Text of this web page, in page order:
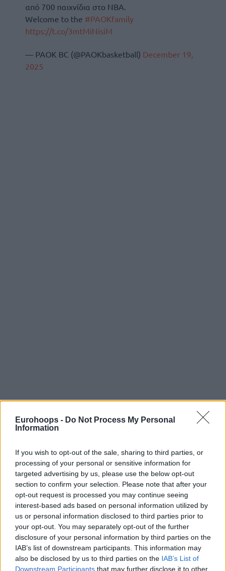
Eurohoops - Do Not Process My Personal
Information
If you wish to opt-out of the sale, sharing to third parties, or
processing of your personal or sensitive information for
targeted advertising by us, please use the below opt-out
section to confirm your selection. Please note that after your
opt-out request is processed you may continue seeing
interest-based ads based on personal information utilized by
us or personal information disclosed to third parties prior to
your opt-out. You may separately opt-out of the further
disclosure of your personal information by third parties on the
IAB’s list of downstream participants. This information may
also be disclosed by us to third parties on the IAB’s List of
Downstream Participants that may further disclose it to other
από 700 παιχνίδια στο ΝΒΑ.
Welcome to the #PAOKfamily
https://t.co/3mtMiNisiM
— PAOK BC (@PAOKbasketball) December 19,
2025
Η ανακοίνωση του ΠΑΟΚ:
Beverley, ο οποίος θα ενισχύσει την προσπάθεια της ομάδας
μας μέχρι το τέλος της αγωνιστικής περιόδου 2025-26.
Καλωσορίζουμε στη μεγάλη οικογένεια του ΠΑΟΚ έναν πολύ
έμπειρο και πολύ ποιοτικό παίκτη, με ξεχωριστή καριέρα στο
ΝΒΑ, με 11 χρόνια παρουσίας στο καλύτερο πρωτάθλημα
του κόσμου και 737 παιχνίδια στο κορυφαίο επίπεδο.